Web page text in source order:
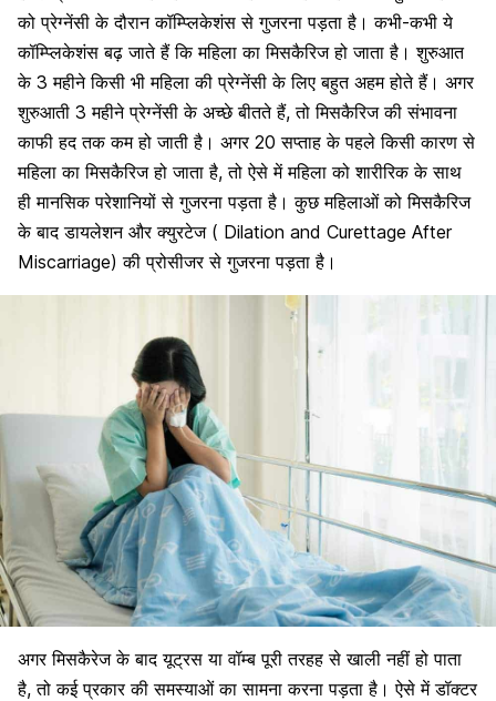
को प्रेग्नेंसी के दौरान कॉम्प्लिकेशंस से गुजरना पड़ता है। कभी-कभी ये
कॉम्प्लिकेशंस बढ़ जाते हैं कि महिला का मिसकैरिज हो जाता है। शुरुआत
के 3 महीने किसी भी महिला की प्रेग्नेंसी के लिए बहुत अहम होते हैं। अगर
शुरुआती 3 महीने प्रेग्नेंसी के अच्छे बीतते हैं, तो मिसकैरिज की संभावना
काफी हद तक कम हो जाती है। अगर 20 सप्ताह के पहले किसी कारण से
महिला कामिसकैरिज हो जाता है, तो ऐसे में महिला को शारीरिक के साथ
ही मानसिक परेशानियों से गुजरना पड़ता है। कुछ महिलाओं को मिसकैरिज
के बाद डायलेशन और क्युरटेज ( Dilation and Curettage After
Miscarriage) की प्रोसीजर से गुजरना पड़ता है।
अगर मिसकैरेज के बाद यूट्रस या वॉम्ब पूरी तरहह से खाली नहीं हो पाता
है, तो कई प्रकार की समस्याओं का सामना करना पड़ता है। ऐसे में डॉक्टर